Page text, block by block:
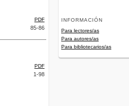
INFORMACIÓN
Para lectores/as
Para autores/as
Para bibliotecarios/as
PDF
85-86
PDF
1-98